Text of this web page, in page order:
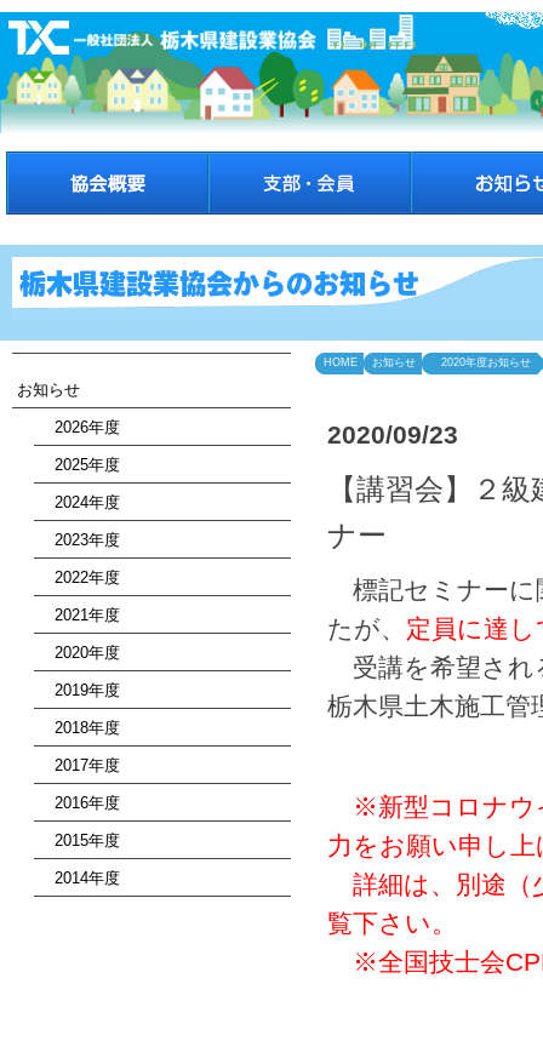
お知らせ
2026年度
2025年度
2024年度
2023年度
2022年度
2021年度
2020年度
2019年度
2018年度
2017年度
2016年度
2015年度
2014年度
HOME お知らせ 2020年度お知らせ
2020/09/23
【講習会】２
ナー
標記セミナーに
たが、 定員に達
受講を希望され
栃木県土木施工
※新型コロナウ
力をお願い申し
詳細は、別途（
覧下さい。
※全国技士会